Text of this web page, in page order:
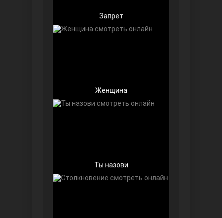
Игра судьбы
Запрет
Женщина
Ты назови